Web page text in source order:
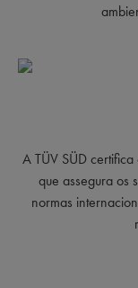
A TÜV SÜD
que assegura os
normas